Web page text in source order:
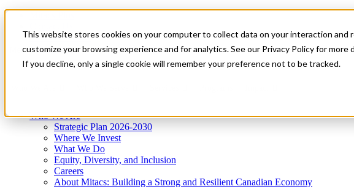
This website stores cookies on your computer to collect data on your interaction and
customize your browsing experience and for analytics. See our Privacy Policy for more
If you decline, only a single cookie will remember your preference not to be tracked.
News & Events
Get Started
Menu
Who We Are
Strategic Plan 2026-2030
Where We Invest
What We Do
Equity, Diversity, and Inclusion
Careers
About Mitacs: Building a Strong and Resilient Canadian Economy